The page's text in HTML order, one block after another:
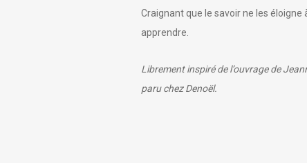
Craignant que le savoir ne les éloigne
apprendre.
Librement inspiré de l’ouvrage de
paru chez Denoël.